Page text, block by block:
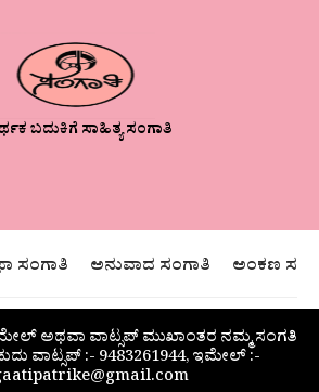
ಬದುಕಿಗೆ ಸಾಹಿತ್ಯ ಸಂಗಾತಿ
ಸಂಗಾತಿ ಅನುವಾದ ಸಂಗಾತಿ ಅಂಕಣ
ಅಥವಾ ವಾಟ್ಸಪ್ ಮುಖಾಂತರ ನಮ್ಮ ಸಂಗತಿ
ವಾಟ್ಸಪ್‌ :- 9483261944, ಇಮೇಲ್ :-